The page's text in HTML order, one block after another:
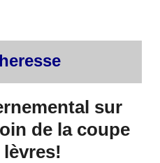
sur
de la coupe